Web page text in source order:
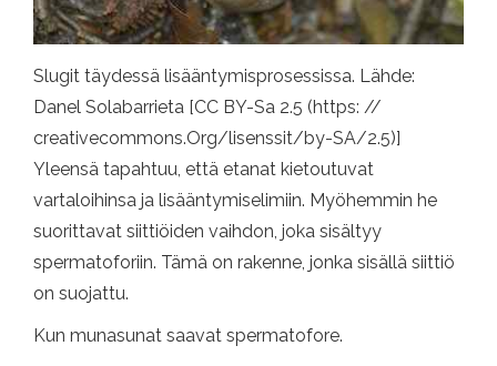
Slugit täydessä lisääntymisprosessissa. Lähde:
Danel Solabarrieta [CC BY-Sa 2.5 (https: //
creativecommons.Org/lisenssit/by-SA/2.5)]
Yleensä tapahtuu, että etanat kietoutuvat
vartaloihinsa ja lisääntymiselimiin. Myöhemmin he
suorittavat siittiöiden vaihdon, joka sisältyy
spermatoforiin. Tämä on rakenne, jonka sisällä siittiö
on suojattu.
Kun munasunat saavat spermatofore.